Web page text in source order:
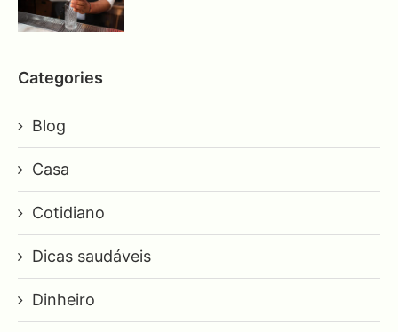
Categories
Blog
Casa
Cotidiano
Dicas saudáveis
Dinheiro